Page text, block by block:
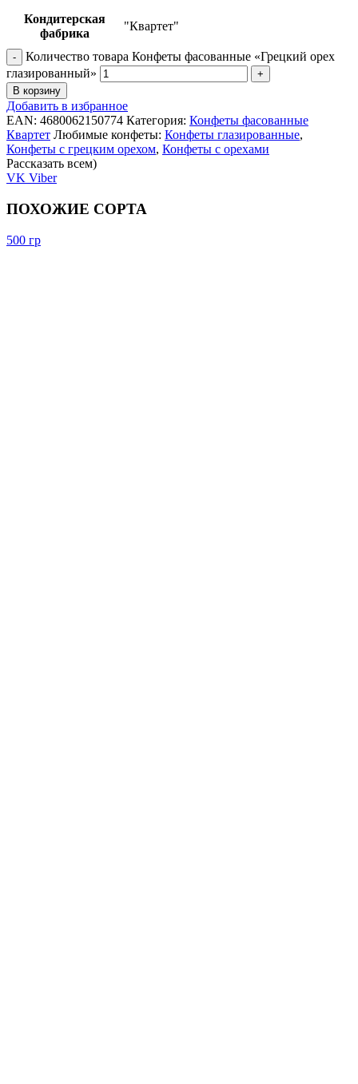
Кондитерская
фабрика
"Квартет"
Количество товара Конфеты фасованные «Грецкий орех
глазированный»
В корзину
Добавить в избранное
EAN: 4680062150774 Категория: Конфеты фасованные
Квартет Любимые конфеты: Конфеты глазированные,
Конфеты с грецким орехом, Конфеты с орехами
Рассказать всем)
VK Viber
ПОХОЖИЕ СОРТА
500 гр